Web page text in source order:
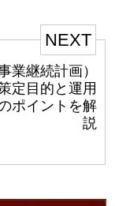
NEXT
業継続計画）
定目的と運用
ポイントを解
説